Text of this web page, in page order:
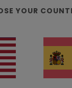
calidad-precio
Color
YOUR